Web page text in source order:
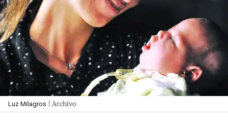
Luz Milagros | Archivo